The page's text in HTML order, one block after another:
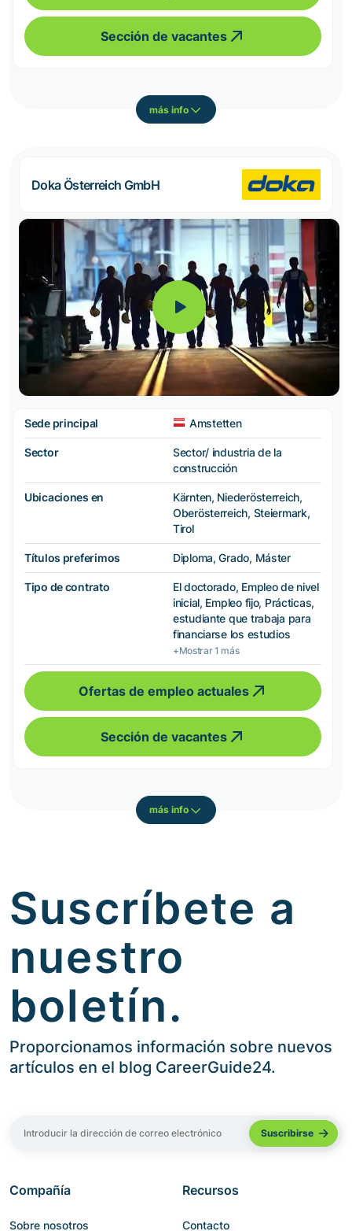
Sección de vacantes
más info
Doka Österreich GmbH
Sede principal Amstetten
Sector
Sector/ industria de la
construcción
Ubicaciones en
Kärnten, Niederösterreich,
Oberösterreich, Steiermark,
Tirol
Títulos preferimos Diploma, Grado, Máster
Tipo de contrato
El doctorado, Empleo de nivel
inicial, Empleo fijo, Prácticas,
estudiante que trabaja para
financiarse los estudios
+Mostrar 1 más
Ofertas de empleo actuales
Sección de vacantes
más info
Suscríbete a
nuestro
boletín.
Proporcionamos información sobre nuevos
artículos en el blog CareerGuide24.
Compañía
Sobre nosotros
Recursos
Contacto